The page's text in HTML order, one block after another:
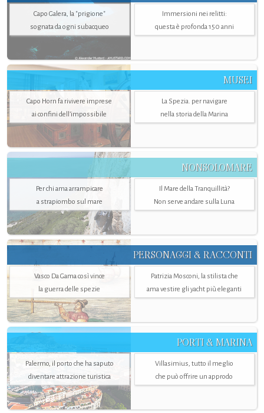
Capo Galera, la "prigione"
sognata da ogni subacqueo
Immersioni nei relitti:
questa è profonda 150 anni
MUSEI
Capo Horn fa rivivere imprese
ai confini dell’impossibile
La Spezia. per navigare
nella storia della Marina
NONSOLOMARE
Per chi ama arrampicare
a strapiombo sul mare
Il Mare della Tranquillità?
Non serve andare sulla Luna
PERSONAGGI & RACCONTI
Vasco Da Gama così vince
la guerra delle spezie
Patrizia Mosconi, la stilista che
ama vestire gli yacht più eleganti
PORTI & MARINA
Palermo, il porto che ha saputo
diventare attrazione turistica
Villasimius, tutto il meglio
che può offrire un approdo